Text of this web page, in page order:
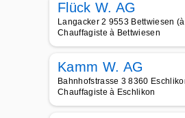
Flück W. AG
Langacker 2 9553 Bettwiesen
Chauffagiste à Bettwiesen
Kamm W. AG
Bahnhofstrasse 3 8360
Chauffagiste à Eschlikon